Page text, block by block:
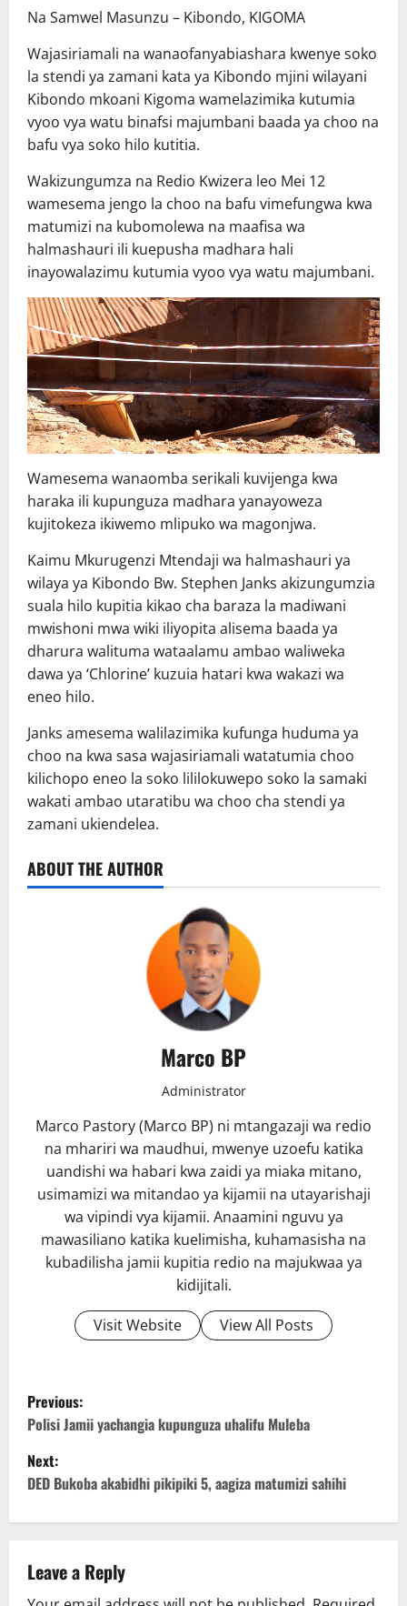
Na Samwel Masunzu – Kibondo, KIGOMA
Wajasiriamali na wanaofanyabiashara kwenye soko
la stendi ya zamani kata ya Kibondo mjini wilayani
Kibondo mkoani Kigoma wamelazimika kutumia
vyoo vya watu binafsi majumbani baada ya choo na
bafu vya soko hilo kutitia.
Wakizungumza na Redio Kwizera leo Mei 12
wamesema jengo la choo na bafu vimefungwa kwa
matumizi na kubomolewa na maafisa wa
halmashauri ili kuepusha madhara hali
inayowalazimu kutumia vyoo vya watu majumbani.
Wamesema wanaomba serikali kuvijenga kwa
haraka ili kupunguza madhara yanayoweza
kujitokeza ikiwemo mlipuko wa magonjwa.
Kaimu Mkurugenzi Mtendaji wa halmashauri ya
wilaya ya Kibondo Bw. Stephen Janks akizungumzia
suala hilo kupitia kikao cha baraza la madiwani
mwishoni mwa wiki iliyopita alisema baada ya
dharura walituma wataalamu ambao waliweka
dawa ya ‘Chlorine’ kuzuia hatari kwa wakazi wa
eneo hilo.
Janks amesema walilazimika kufunga huduma ya
choo na kwa sasa wajasiriamali watatumia choo
kilichopo eneo la soko lililokuwepo soko la samaki
wakati ambao utaratibu wa choo cha stendi ya
zamani ukiendelea.
ABOUT THE AUTHOR
Marco BP
Administrator
Marco Pastory (Marco BP) ni mtangazaji wa redio
na mhariri wa maudhui, mwenye uzoefu katika
uandishi wa habari kwa zaidi ya miaka mitano,
usimamizi wa mitandao ya kijamii na utayarishaji
wa vipindi vya kijamii. Anaamini nguvu ya
mawasiliano katika kuelimisha, kuhamasisha na
kubadilisha jamii kupitia redio na majukwaa ya
kidijitali.
Visit Website
View All Posts
P
o
s
a
Previous:
Polisi Jamii yachangia kupunguza uhalifu Muleba
Next:
DED Bukoba akabidhi pikipiki 5, aagiza matumizi sahihi
Leave a Reply